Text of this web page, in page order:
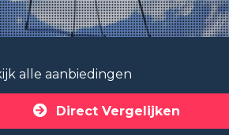
alle aanbiedingen
Direct Vergelijken